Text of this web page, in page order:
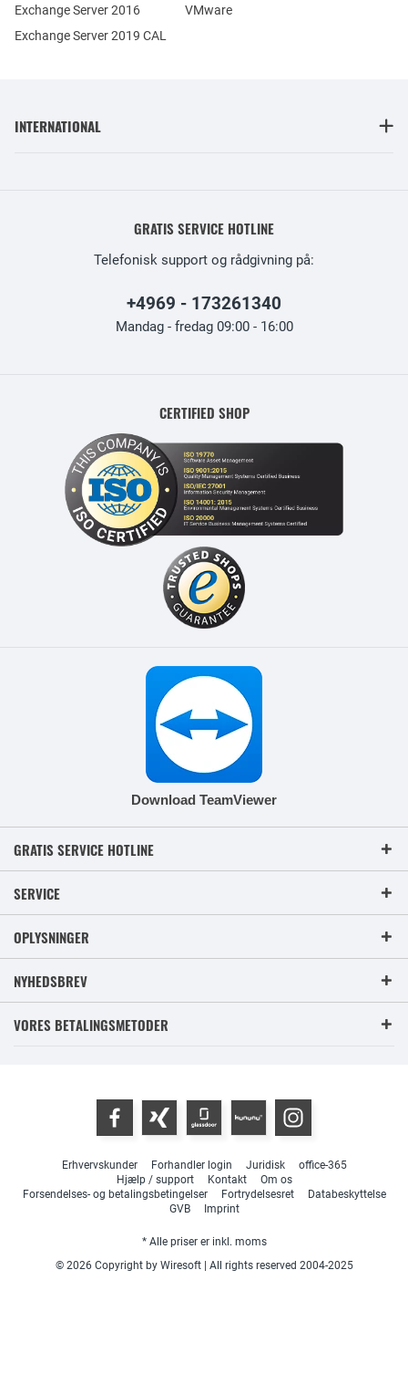
Exchange Server 2016
Exchange Server 2019 CAL
VMware
INTERNATIONAL
GRATIS SERVICE HOTLINE
Telefonisk support og rådgivning på:
+4969 - 173261340
Mandag - fredag 09:00 - 16:00
CERTIFIED SHOP
Download TeamViewer
GRATIS SERVICE HOTLINE
SERVICE
OPLYSNINGER
NYHEDSBREV
VORES BETALINGSMETODER
Erhvervskunder Forhandler login Juridisk
office-365
Hjælp / support
Kontakt
Om os
Forsendelses- og betalingsbetingelser
Fortrydelsesret
Databeskyttelse
GVB
Imprint
* Alle priser er inkl. moms
© 2026 Copyright by Wiresoft | All rights reserved 2004-2025